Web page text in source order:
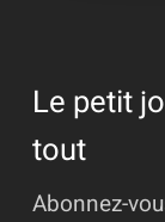
Le petit
tout
Abonnez-